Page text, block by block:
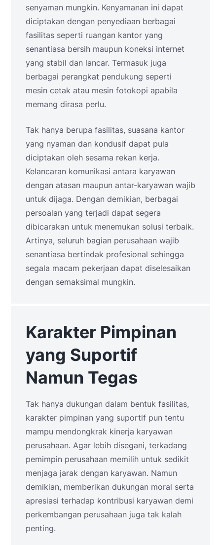
senyaman mungkin. Kenyamanan ini dapat
diciptakan dengan penyediaan berbagai
fasilitas seperti ruangan kantor yang
senantiasa bersih maupun koneksi internet
yang stabil dan lancar. Termasuk juga
berbagai perangkat pendukung seperti
mesin cetak atau mesin fotokopi apabila
memang dirasa perlu.
Tak hanya berupa fasilitas, suasana kantor
yang nyaman dan kondusif dapat pula
diciptakan oleh sesama rekan kerja.
Kelancaran komunikasi antara karyawan
dengan atasan maupun antar-karyawan wajib
untuk dijaga. Dengan demikian, berbagai
persoalan yang terjadi dapat segera
dibicarakan untuk menemukan solusi terbaik.
Artinya, seluruh bagian perusahaan wajib
senantiasa bertindak profesional sehingga
segala macam pekerjaan dapat diselesaikan
dengan semaksimal mungkin.
Karakter Pimpinan
yang Suportif
Namun Tegas
Tak hanya dukungan dalam bentuk fasilitas,
karakter pimpinan yang suportif pun tentu
mampu mendongkrak kinerja karyawan
perusahaan. Agar lebih disegani, terkadang
pemimpin perusahaan memilih untuk sedikit
menjaga jarak dengan karyawan. Namun
demikian, memberikan dukungan moral serta
apresiasi terhadap kontribusi karyawan demi
perkembangan perusahaan juga tak kalah
penting.